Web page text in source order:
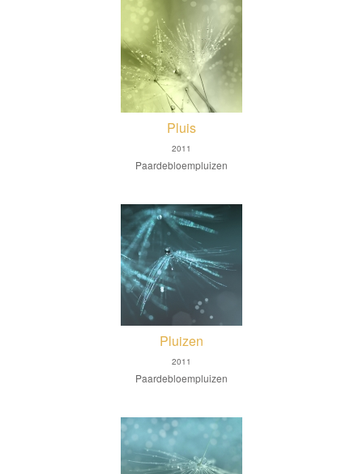
Pluis
2011
Paardebloempluizen
Pluizen
2011
Paardebloempluizen